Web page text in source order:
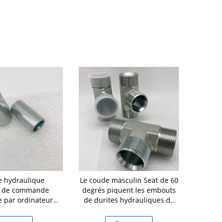
hydraulique
commande
par ordinateur
de tuyau
Le coude masculin Seat de 60
degrés piquent les embouts
de durites hydrauliques de